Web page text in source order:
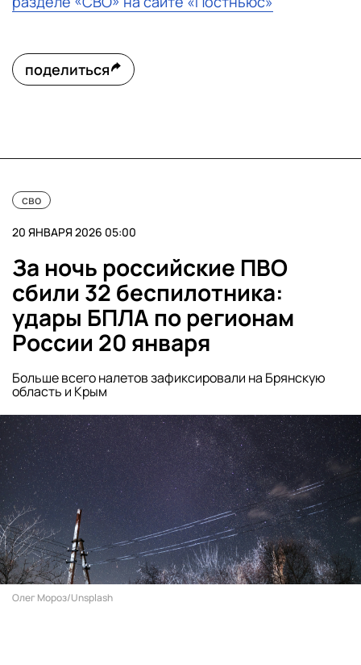
поделиться
сво
20 ЯНВАРЯ 2026 05:00
За ночь российские ПВО
сбили 32 беспилотника:
удары БПЛА по регионам
России 20 января
Больше всего налетов зафиксировали на Брянскую
область и Крым
Олег Мороз/Unsplash